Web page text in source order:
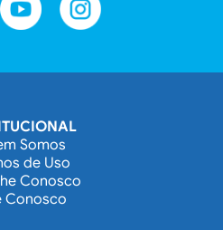
Somos
de Uso
Conosco
Conosco